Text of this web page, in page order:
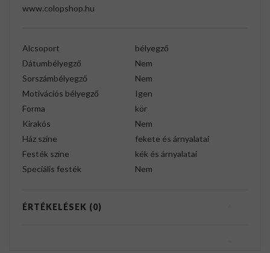
www.colopshop.hu
Alcsoport
bélyegző
Dátumbélyegző
Nem
Sorszámbélyegző
Nem
Motivációs bélyegző
Igen
Forma
kör
Kirakós
Nem
Ház színe
fekete és árnyalatai
Festék színe
kék és árnyalatai
Speciális festék
Nem
ÉRTÉKELÉSEK (0)